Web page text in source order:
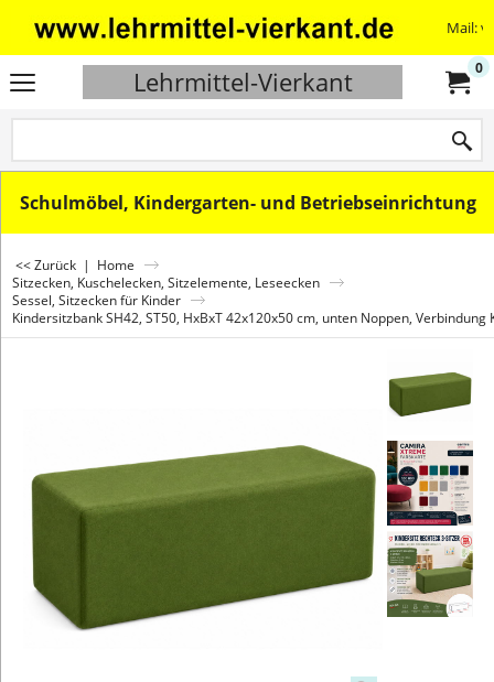
Mail:
Lehrmittel-Vierkant 0
Schulmöbel, Kindergarten- und Betriebseinrichtung
<< Zurück | Home
Sitzecken, Kuschelecken, Sitzelemente, Leseecken
Sessel, Sitzecken für Kinder
Kindersitzbank SH42, ST50, HxBxT 42x120x50 cm, unten Noppen, Verbindung